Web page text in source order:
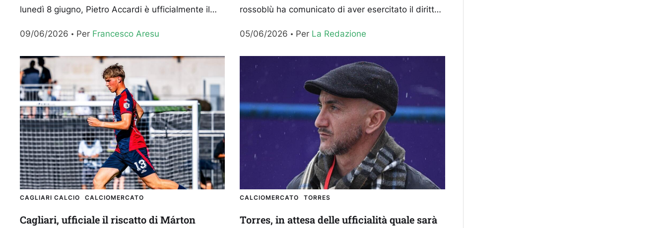
lunedì 8 giugno, Pietro Accardi è ufficialmente il
palermitano...
09/06/2026 Per Francesco Aresu
rossoblù ha comunicato di aver esercitato il diritto
definitivo l’attaccante zambiano,...
05/06/2026 Per La Redazione
CAGLIARI CALCIO CALCIOMERCATO
Cagliari, ufficiale il riscatto di Márton
CALCIOMERCATO TORRES
Torres, in attesa delle ufficialità quale sarà